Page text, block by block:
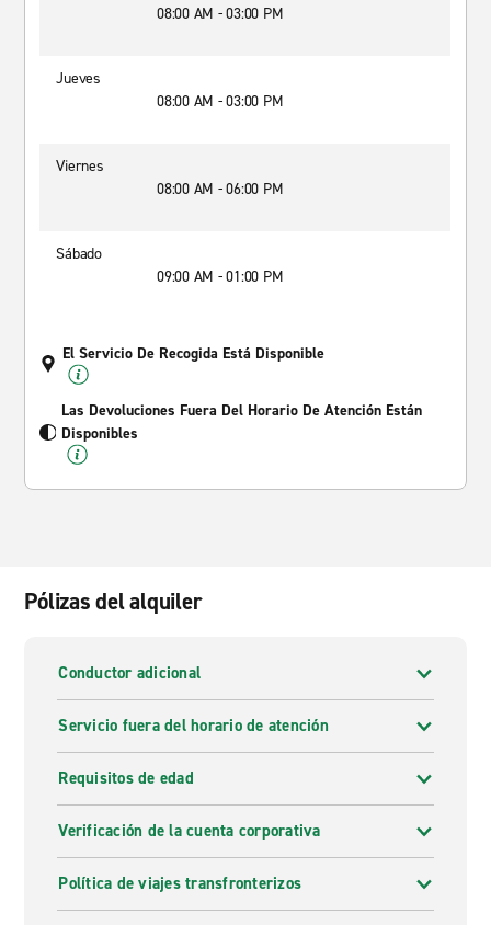
08:00 AM - 03:00 PM
Jueves
08:00 AM - 03:00 PM
Viernes
08:00 AM - 06:00 PM
Sábado
09:00 AM - 01:00 PM
El Servicio De Recogida Está Disponible
Las Devoluciones Fuera Del Horario De Atención Están
Disponibles
Pólizas del alquiler
Conductor adicional
Servicio fuera del horario de atención
Requisitos de edad
Verificación de la cuenta corporativa
Política de viajes transfronterizos